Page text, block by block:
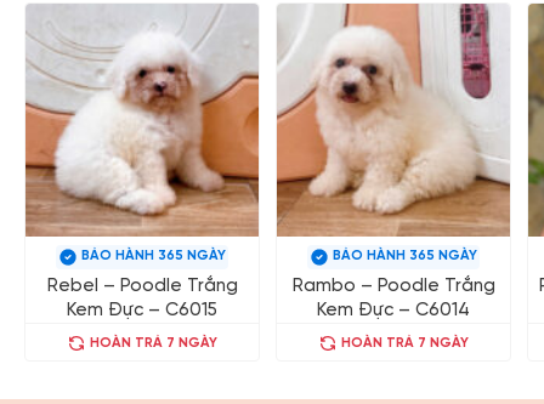
BẢO HÀNH 365 NGÀY
Rebel – Poodle Trắng
Kem Đực – C6015
HOÀN TRẢ 7 NGÀY
BẢO HÀNH 365 NGÀY
Rambo – Poodle Trắng
Kem Đực – C6014
HOÀN TRẢ 7 NGÀY